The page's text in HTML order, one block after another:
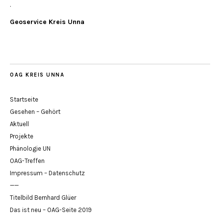
.
Geoservice Kreis Unna
OAG KREIS UNNA
Startseite
Gesehen – Gehört
Aktuell
Projekte
Phänologie UN
OAG-Treffen
Impressum – Datenschutz
——
Titelbild Bernhard Glüer
Das ist neu – OAG-Seite 2019